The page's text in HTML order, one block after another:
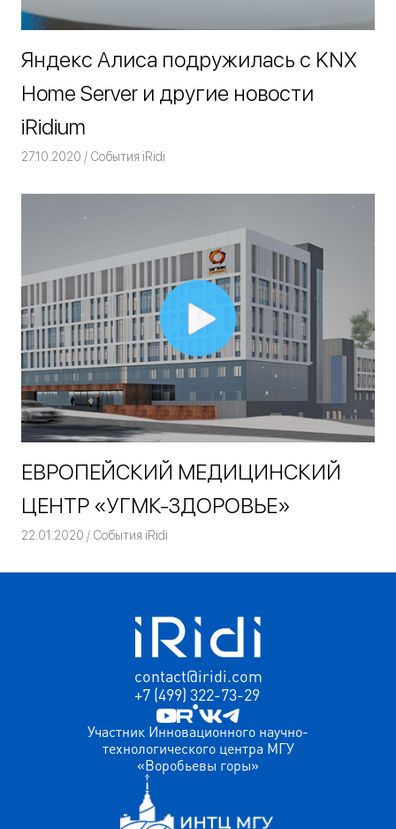
Яндекс Алиса подружилась с KNX
Home Server и другие новости
iRidium
27.10.2020 Команда iRidium mobile
События iRidi
ЕВРОПЕЙСКИЙ МЕДИЦИНСКИЙ
ЦЕНТР «УГМК-ЗДОРОВЬЕ»
22.01.2020 Команда iRidium mobile
События iRidi
contact@iridi.com
+7 (499) 322-73-29
Участник Инновационного научно-
технологического центра МГУ
«Воробьевы горы»